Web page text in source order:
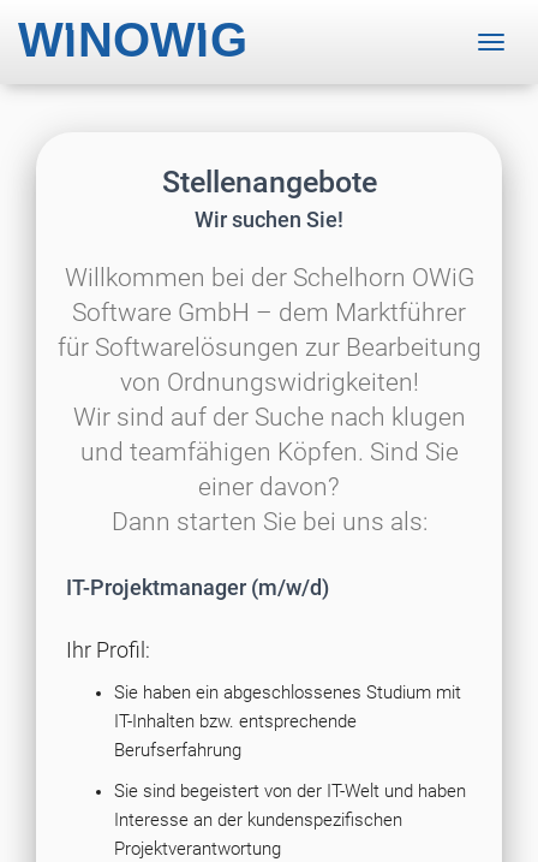
Wı
·NOWı
·G
Stellenangebote
Wir suchen Sie!
Willkommen bei der Schelhorn OWiG
Software GmbH – dem Marktführer
für Softwarelösungen zur Bearbeitung
von Ordnungswidrigkeiten!
Wir sind auf der Suche nach klugen
und teamfähigen Köpfen. Sind Sie
einer davon?
Dann starten Sie bei uns als:
IT-Projektmanager (m/w/d)
Ihr Profil:
Sie haben ein abgeschlossenes Studium mit
IT-Inhalten bzw. entsprechende
Berufserfahrung
Sie sind begeistert von der IT-Welt und haben
Interesse an der kundenspezifischen
Projektverantwortung